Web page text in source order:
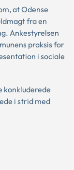
at Odense
fra en
Ankestyrelsen
praksis for
i sociale
konkluderede
i strid med